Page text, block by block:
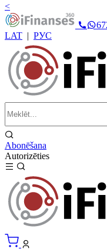
<
LAT | РУС
Abonēšana
Autorizēties